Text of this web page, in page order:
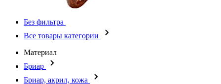
Без фильтра
Все товары категории
Материал
Бриар
Бриар, акрил, кожа